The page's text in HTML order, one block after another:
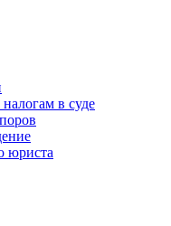
в суде
юриста